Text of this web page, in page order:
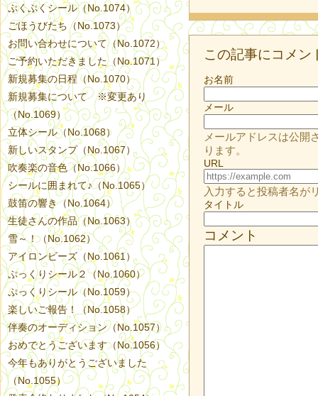
この記事にコメン
お名前
メール
メールアドレスは公開
ります。
URL
入力すると投稿者名が
タイトル
コメント
ぷくぷくシール（No.1074）
ごほうびたち（No.1073）
お問い合わせについて（No.1072）
ご予約いただきました（No.1071）
新規募集の日程（No.1070）
新規募集について ※変更あり
（No.1069）
立体シール（No.1068）
新しいスタンプ（No.1067）
吹奏楽の音色（No.1066）
シールに囲まれて♪（No.1065）
鼓笛の響き（No.1064）
生徒さんの作品（No.1063）
雪～！（No.1062）
アイロンビーズ（No.1061）
ぷっくりシール２（No.1060）
ぷっくりシール（No.1059）
楽しいご報告！（No.1058）
伴奏のオーディション（No.1057）
おめでとうございます（No.1056）
今年もありがとうございました
（No.1055）